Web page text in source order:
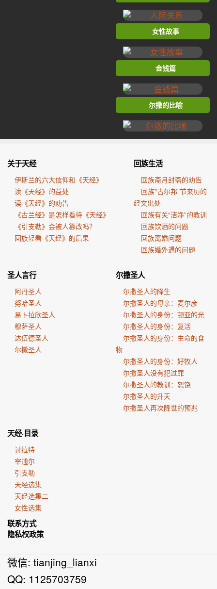
女性故事
金钱篇
尔撒的比喻
关于天经
伊斯兰的六大信仰和《天经》
读《天经》的益处
读《天经》的劝告
《古兰经》是怎样看待《天经》
《引支勒》会被人篡改吗？
回族轻看《天经》的后果
回族生活
回族斋月封斋的劝告
回族"古尔邦"节来历的
经文出处
回族有关“洁净”的教训
回族饮酒的问题
回族离婚问题
回族婚外遇的问题
圣人言行
阿丹圣人
努哈圣人
易卜拉欣圣人
穆萨圣人
达伍德圣人
尔撒圣人
尔撒圣人
尔撒圣人的降生
尔撒圣人的母亲：麦尔彦
尔撒圣人的身份：顿亚的光
尔撒圣人的身份：复活
尔撒圣人的身份：生命的食
物
尔撒圣人的身份：好牧人
尔撒圣人没有犯过罪
尔撒圣人的教训：恕饶
尔撒圣人的升天
尔撒圣人再次降世的预兆
天经·目录
讨拉特
宰逋尔
引支勒
天经选集
天经选集二
女性选集
联系方式
隐私权政策
微信: tianjing_lianxi
QQ: 1125703759